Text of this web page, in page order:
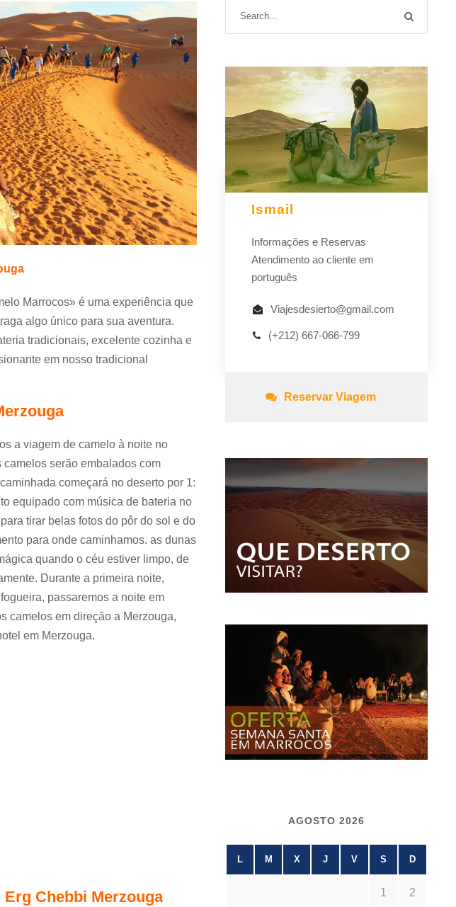
Marrocos» é uma experiência que
algo único para sua aventura.
tradicionais, excelente cozinha e
em nosso tradicional
a viagem de camelo à noite no
serão embalados com
começará no deserto por 1:
equipado com música de bateria no
tirar belas fotos do pôr do sol e do
para onde caminhamos. as dunas
quando o céu estiver limpo, de
Durante a primeira noite,
passaremos a noite em
camelos em direção a Merzouga,
em Merzouga.
Chebbi Merzouga
Ismail
Informações e Reservas
Atendimento ao cliente em
português
Viajesdesierto@gmail.com
(+212) 667-066-799
Reservar Viagem
AGOSTO 2026
L M X J V S D
1 2